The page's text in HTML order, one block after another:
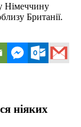
Німеччину
Британії.
ніяких